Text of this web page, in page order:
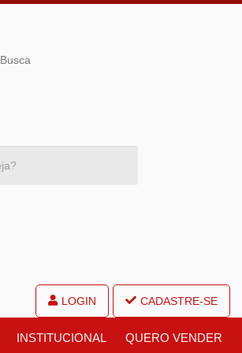
Busca
LOGIN CADASTRE-SE
INSTITUCIONAL QUERO VENDER